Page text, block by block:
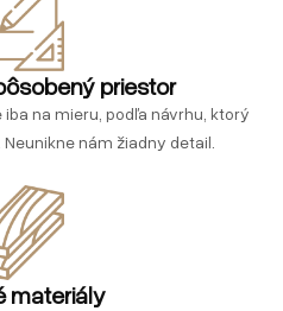
priestor
na mieru, podľa návrhu, ktorý
nám žiadny detail.
materiály